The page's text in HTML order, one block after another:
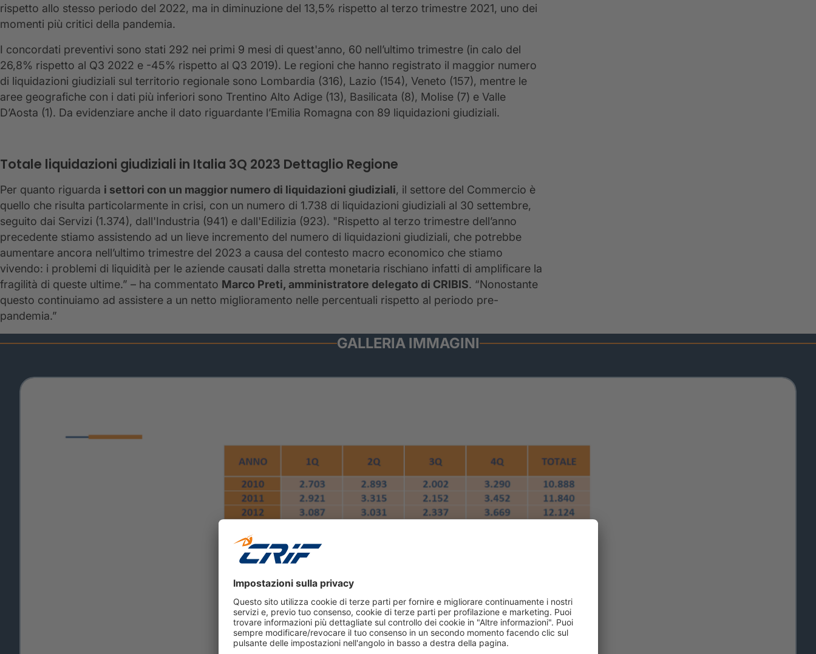
rispetto allo stesso periodo del 2022, ma in diminuzione del 13,5% rispetto al terzo trimestre 2021, uno dei
momenti più critici della pandemia.
I concordati preventivi sono stati 292 nei primi 9 mesi di quest'anno, 60 nell’ultimo trimestre (in calo del
26,8% rispetto al Q3 2022 e -45% rispetto al Q3 2019). Le regioni che hanno registrato il maggior numero
di liquidazioni giudiziali sul territorio regionale sono Lombardia (316), Lazio (154), Veneto (157), mentre le
aree geografiche con i dati più inferiori sono Trentino Alto Adige (13), Basilicata (8), Molise (7) e Valle
D’Aosta (1). Da evidenziare anche il dato riguardante l’Emilia Romagna con 89 liquidazioni giudiziali.
Totale liquidazioni giudiziali in Italia 3Q 2023 Dettaglio Regione
Per quanto riguarda i settori con un maggior numero di liquidazioni giudiziali, il settore del Commercio è
quello che risulta particolarmente in crisi, con un numero di 1.738 di liquidazioni giudiziali al 30 settembre,
seguito dai Servizi (1.374), dall'Industria (941) e dall'Edilizia (923). "Rispetto al terzo trimestre dell’anno
precedente stiamo assistendo ad un lieve incremento del numero di liquidazioni giudiziali, che potrebbe
aumentare ancora nell’ultimo trimestre del 2023 a causa del contesto macro economico che stiamo
vivendo: i problemi di liquidità per le aziende causati dalla stretta monetaria rischiano infatti di amplificare la
fragilità di queste ultime.” – ha commentato Marco Preti, amministratore delegato di CRIBIS. “Nonostante
questo continuiamo ad assistere a un netto miglioramento nelle percentuali rispetto al periodo pre-
pandemia.”
GALLERIA IMMAGINI